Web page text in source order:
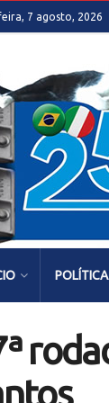
7 agosto, 2026
POLÍTICA